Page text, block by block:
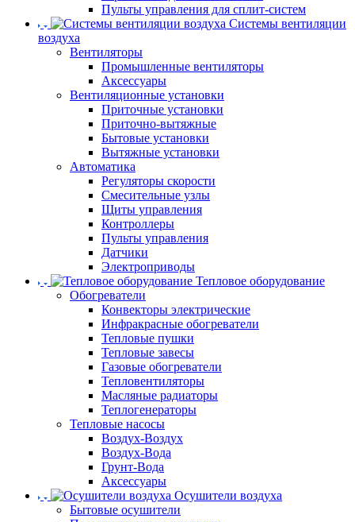
Пульты управления для сплит-систем
Системы вентиляции
воздуха
Вентиляторы
Промышленные вентиляторы
Аксессуары
Вентиляционные установки
Приточные установки
Приточно-вытяжные
Бытовые установки
Вытяжные установки
Автоматика
Регуляторы скорости
Смесительные узлы
Щиты управления
Контроллеры
Пульты управления
Датчики
Электроприводы
Тепловое оборудование
Обогреватели
Конвекторы электрические
Инфракрасные обогреватели
Тепловые пушки
Тепловые завесы
Газовые обогреватели
Тепловентиляторы
Масляные радиаторы
Теплогенераторы
Тепловые насосы
Воздух-Воздух
Воздух-Вода
Грунт-Вода
Аксессуары
Осушители воздуха
Бытовые осушители